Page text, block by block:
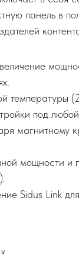
панель в
температуры
под любой
магнитному
мощности и
Sidus Link